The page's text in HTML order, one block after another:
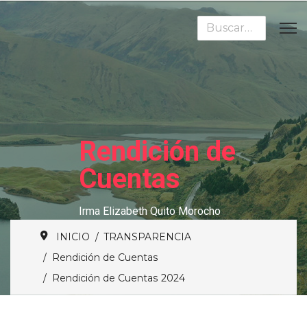
Buscar
Rendición de
Cuentas
Irma Elizabeth Quito Morocho
INICIO
TRANSPARENCIA
Rendición de Cuentas
Rendición de Cuentas 2024